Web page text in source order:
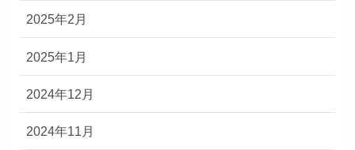
2025年2月
2025年1月
2024年12月
2024年11月